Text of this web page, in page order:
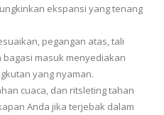
ekspansi yang tenang
pegangan atas, tali
masuk menyediakan
yang nyaman.
cuaca, dan ritsleting tahan
Anda jika terjebak dalam